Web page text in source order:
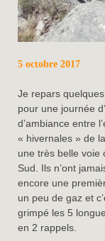
5 octobre 2017
Je repars
pour une journée
d’ambiance entre
« hivernales » de
une très belle voie
Sud. Ils n’ont
encore une
un peu de gaz et
grimpé les 5
en 2 rappels.